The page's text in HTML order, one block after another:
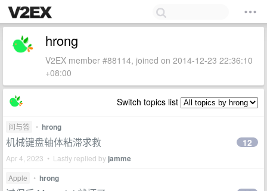
hrong
V2EX member #88114, joined on 2014-12-23 22:36:10
+08:00
Switch topics list
问与答 • hrong
机械键盘轴体粘滞求救
Apr 4, 2023 • Lastly replied by jamme
12
Apple • hrong